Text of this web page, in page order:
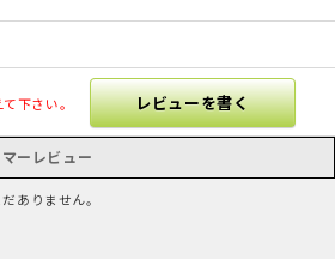
下さい。 レビューを書く
ーレビュー
ありません。